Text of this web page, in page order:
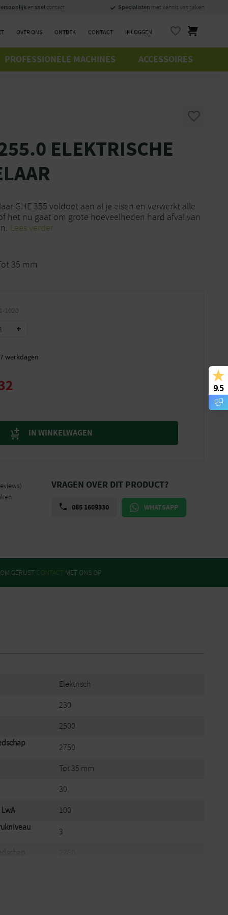
en snel contact Specialisten met kennis van zaken
OVER ONS ONTDEK CONTACT INLOGGEN
PROFESSIONELE MACHINES ACCESSOIRES
ELEKTRISCHE
GHE 355 voldoet aan al je eisen en verwerkt alle
het nu gaat om grote hoeveelheden hard afval van
Lees verder
35 mm
1020
werkdagen
IN WINKELWAGEN
VRAGEN OVER DIT PRODUCT?
085 1609330 WHATSAPP
GERUST CONTACT MET ONS OP
Elektrisch
230
2500
2750
Tot 35 mm
30
100
3
9.5